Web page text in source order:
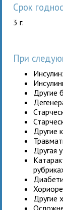
Срок
3 г.
При
Другие
Другие
Другая
Другие